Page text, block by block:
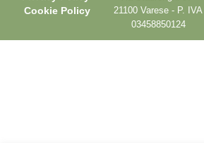
21100 Varese - P. IVA
03458850124
Cookie Policy